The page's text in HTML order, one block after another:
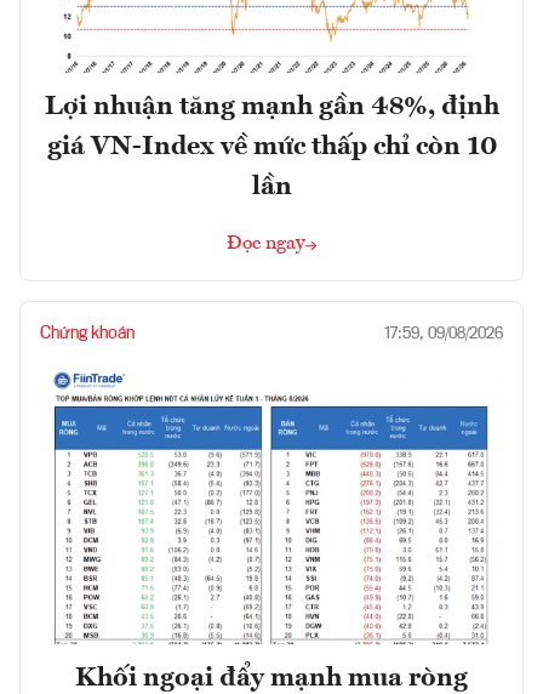
Lợi nhuận tăng mạnh gần 48%, định
giá VN-Index về mức thấp chỉ còn 10
lần
Đọc ngay
Chứng khoán 17:59, 09/08/2026
Khối ngoại đẩy mạnh mua ròng